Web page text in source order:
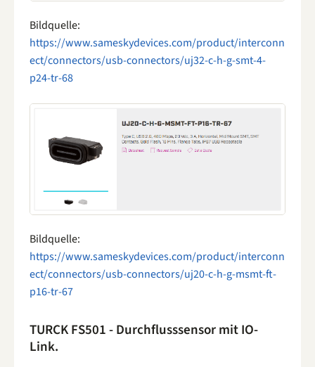
Bildquelle:
https://www.sameskydevices.com/product/interconn
ect/connectors/usb-connectors/uj32-c-h-g-smt-4-
p24-tr-68
Bildquelle:
https://www.sameskydevices.com/product/interconn
ect/connectors/usb-connectors/uj20-c-h-g-msmt-ft-
p16-tr-67
TURCK FS501 - Durchflusssensor mit IO-
Link.